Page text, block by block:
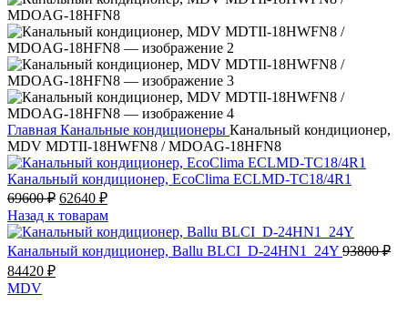
Главная Канальные кондиционеры Канальный кондиционер,
MDV MDTII-18HWFN8 / MDOAG-18HFN8
Канальный кондиционер, EcoClima ECLMD-TC18/4R1
69600₽ Первоначальная
цена
составляла
69600 ₽.
62640 ₽Текущая
цена:
62640 ₽.
Назад к товарам
Канальный кондиционер, Ballu BLCI_D-24HN1_24Y 93800₽
Первоначальная
цена
составляла
84420 ₽Текущая
MDV